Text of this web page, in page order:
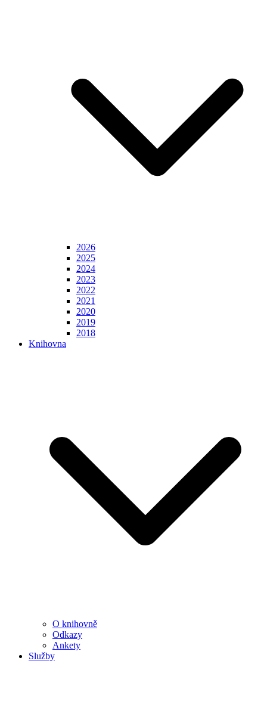
2026
2025
2024
2023
2022
2021
2020
2019
2018
Knihovna
O knihovně
Odkazy
Ankety
Služby